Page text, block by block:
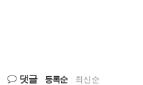
댓글 등록순 최신순